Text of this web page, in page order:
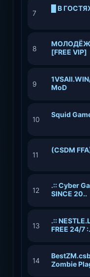
7
█ В
8
[FREE VIP]
9
MoD
10
Squid
11
(CSDM
12
.:: Cyber
SINCE 20..
13
.::
FREE 24/7
14
Zombie